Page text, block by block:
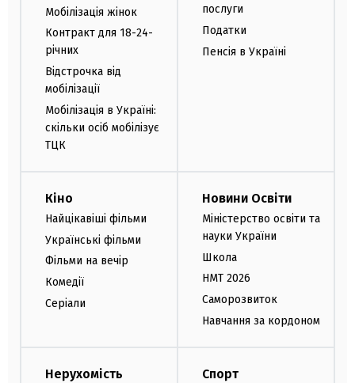
Мобілізація жінок
Контракт для 18-24-
річних
Відстрочка від
мобілізації
Мобілізація в Україні:
скільки осіб мобілізує
ТЦК
послуги
Податки
Пенсія в Україні
Кіно
Найцікавіші фільми
Українські фільми
Фільми на вечір
Комедії
Серіали
Новини Освіти
Міністерство освіти та
науки України
Школа
НМТ 2026
Саморозвиток
Навчання за кордоном
Нерухомість Спорт